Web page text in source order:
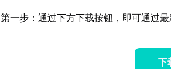
第一步：通过下方下载按钮，即可通过最
下